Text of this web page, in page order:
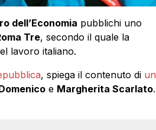
dell’Economia pubblichi uno
Tre, secondo il quale la
lavoro italiano.
, spiega il contenuto di un
e Margherita Scarlato.